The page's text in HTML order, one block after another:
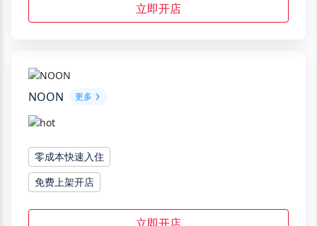
立即开店
NOON 更多
零成本快速入住
免费上架开店